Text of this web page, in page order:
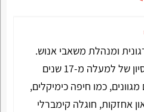
ומנהלת משאבי אנוש.
בעלת ניסיון של למעלה מ-17 שנים
מגוונים, כמו חיפה כימיקלים,
אחזקות, חוגלה קימברלי